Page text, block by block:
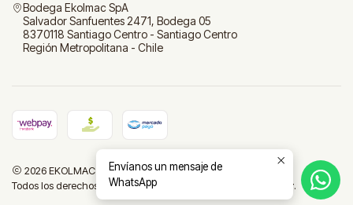
Bodega Ekolmac SpA
Salvador Sanfuentes 2471, Bodega 05
8370118 Santiago Centro - Santiago Centro
Región Metropolitana - Chile
2026 EKOLMAC | Tu tienda para el hogar.
Todos los derechos reservados.Desarrollado por Jumpseller.
Envíanos un mensaje de
WhatsApp